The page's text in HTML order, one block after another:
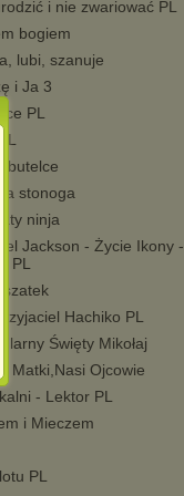
i nie zwariować PL
bogiem
lubi, szanuje
i Ja 3
PL
butelce
stonoga
ninja
Jackson - Życie Ikony -
PL
Hachiko PL
Święty Mikołaj
Matki,Nasi Ojcowie
- Lektor PL
i Mieczem
PL